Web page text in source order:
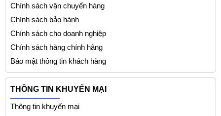
Chính sách vận chuyển hàng
Chính sách bảo hành
Chính sách cho doanh nghiệp
Chính sách hàng chính hãng
Bảo mật thông tin khách hàng
THÔNG TIN KHUYẾN MẠI
Thông tin khuyến mại